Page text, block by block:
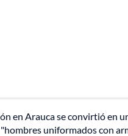
en Arauca se convirtió en
uniformados con